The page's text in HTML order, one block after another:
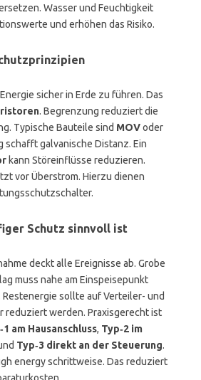
Wasser und Feuchtigkeit
und erhöhen das Risiko.
sicher in Erde zu führen. Das
. Begrenzung reduziert die
Typische Bauteile sind MOVoder
schafft galvanische Distanz. Ein
kann Störeinflüsse reduzieren.
vor Überstrom. Hierzu dienen
Schutz sinnvoll ist
deckt alle Ereignisse ab. Grobe
muss nahe am Einspeisepunkt
sollte auf Verteiler- und
reduziert werden. Praxisgerecht ist
am Hausanschluss, Typ‑2 im
Typ‑3 direkt an der Steuerung.
energy schrittweise. Das reduziert